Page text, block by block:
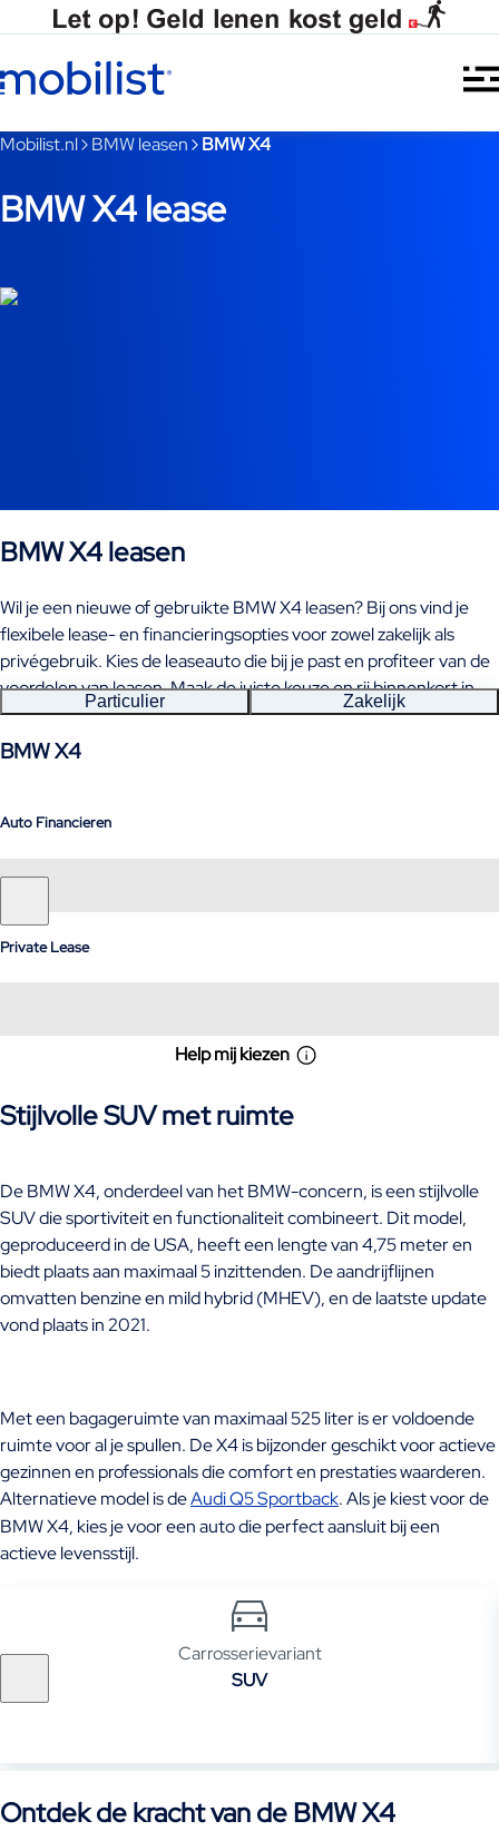
Ga naar hoofdinhoud
Je bent nu voorbij het hoofdmenu
Mobilist.nl BMW leasen BMW X4
BMW X4 lease
BMW X4 leasen
Wil je een nieuwe of gebruikte BMW X4 leasen? Bij ons vind je
flexibele lease- en financieringsopties voor zowel zakelijk als
privégebruik. Kies de leaseauto die bij je past en profiteer van de
voordelen van leasen. Maak de juiste keuze en rij binnenkort in
jouw BMW X4!
Particulier Zakelijk
BMW X4
Auto Financieren
Private Lease
Help mij kiezen
Stijlvolle SUV met ruimte
De BMW X4, onderdeel van het BMW-concern, is een stijlvolle
SUV die sportiviteit en functionaliteit combineert. Dit model,
geproduceerd in de USA, heeft een lengte van 4,75 meter en
biedt plaats aan maximaal 5 inzittenden. De aandrijflijnen
omvatten benzine en mild hybrid (MHEV), en de laatste update
vond plaats in 2021.
Met een bagageruimte van maximaal 525 liter is er voldoende
ruimte voor al je spullen. De X4 is bijzonder geschikt voor actieve
gezinnen en professionals die comfort en prestaties waarderen.
Alternatieve model is deAudi Q5 Sportback. Als je kiest voor de
BMW X4, kies je voor een auto die perfect aansluit bij een
actieve levensstijl.
Carrosserievariant
SUV
Ontdek de kracht van de BMW X4